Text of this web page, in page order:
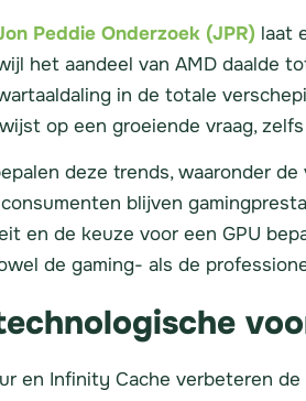
Peddie Onderzoek (JPR) laat
het aandeel van AMD daalde
in de totale
op een groeiende vraag,
deze trends, waaronder
blijven
en de keuze voor een GPU
de gaming- als de
en Infinity Cache verbeteren